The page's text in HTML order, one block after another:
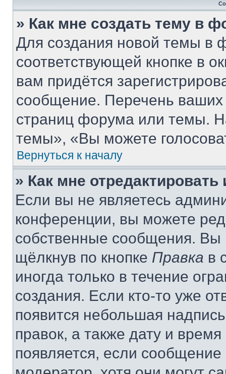
» Как мне создать тему в
Для создания новой темы в
соответствующей кнопке в
вам придётся
сообщение. Перечень ваших
страниц форума или темы.
темы», «Вы можете
Вернуться к началу
» Как мне
Если вы не являетесь
конференции, вы можете
собственные сообщения. Вы
щёлкнув по кнопке Правка в
иногда только в течение
создания. Если кто-то уже
появится небольшая
правок, а также дату и
появляется, если